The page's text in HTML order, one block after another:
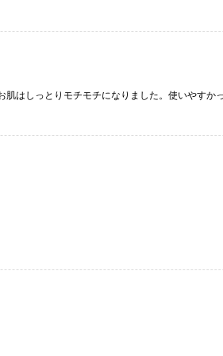
はしっとりモチモチになりました。使いやすかっ